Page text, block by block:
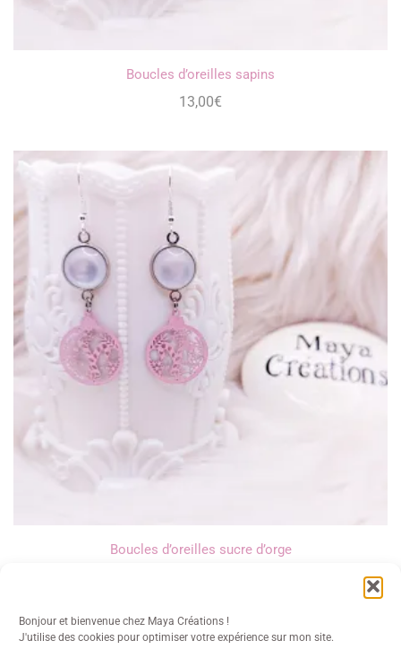
Bonjour et bienvenue chez Maya Créations !
J'utilise des cookies pour optimiser votre expérience sur mon site.
Boucles d’oreilles sapins
13,00€
Boucles d’oreilles sucre d’orge